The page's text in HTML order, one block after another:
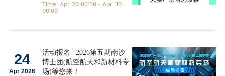
Time: Apr 20 00:00 - Apr 30
00:00
24
Apr 2026
活动报名 | 2026第五期南沙
博士团(航空航天和新材料专
场)等您来！